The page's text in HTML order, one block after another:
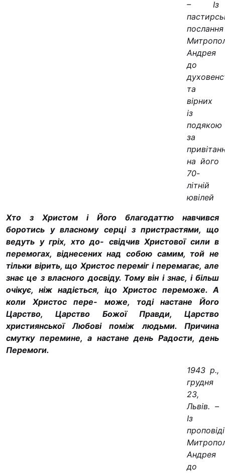
– Із
послання
Андрея
до
та
вірних
із
подякою
за
на його
70-
літній
ювілей
Хто з Христом і Його благодаттю навчився
боротись у власному серці з пристрастями, що
ведуть у гріх, хто до- свідчив Христової сили в
перемогах, від­несених над собою самим, той не
тільки вірить, що Христос переміг і перемагає, але
знає це з власного досвіду. Тому він і знає, і більш
очікує, ніж надіється, іцо Христос переможе. А
коли Христос пере- може, тоді настане Його
Царство, Цар­ство Божої Правди, Царство
християн­ської Любові поміж людьми. Причина
смутку перемине, а настане день Радос­ти, день
Перемоги.
1943 р.,
грудня
23,
Львів. –
Із
проповіді
Андрея
до